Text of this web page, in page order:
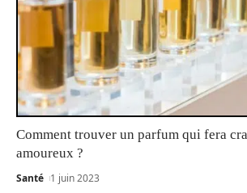
Comment trouver un parfum qui fera
amoureux ?
Santé 1 juin 2023